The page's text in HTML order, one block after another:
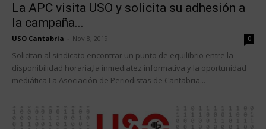
La APC visita USO y solicita su adhesión a
la campaña...
USO Cantabria Nov 8, 2019 0
Solicitan al sindicato encontrar un punto de equilibrio entre la
disponibilidad horaria,la inmediatez informativa y la oportunidad
mediática La Asociación de Periodistas de Cantabria...